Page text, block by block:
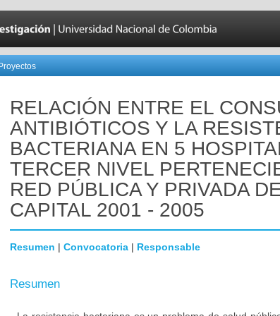
RELACIÓN ENTRE EL
ANTIBIÓTICOS Y LA
BACTERIANA EN 5
TERCER NIVEL
RED PÚBLICA Y PRIVADA
CAPITAL 2001 - 2005
Resumen | Convocatoria | Responsable
Resumen